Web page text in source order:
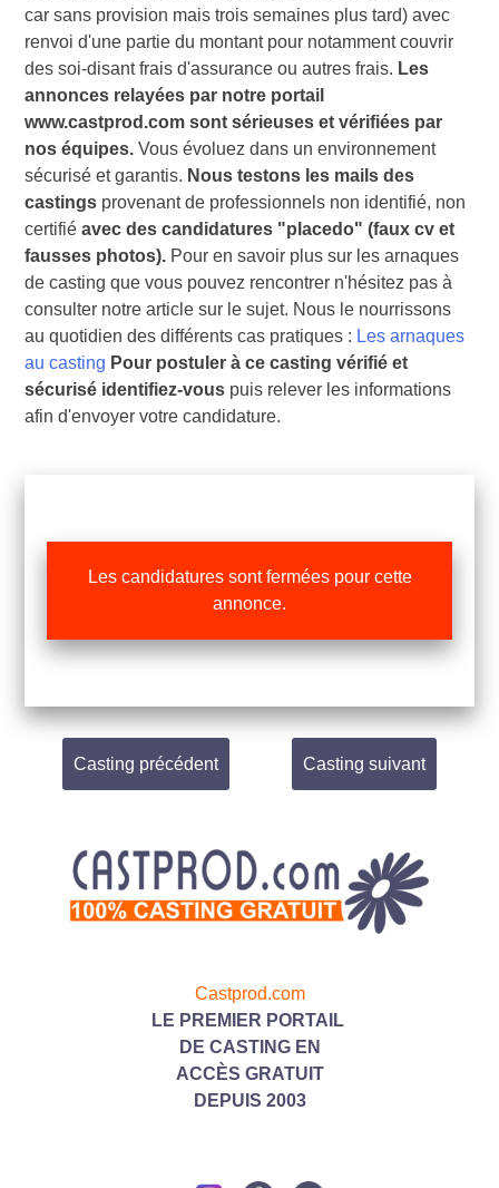
car sans provision mais trois semaines plus tard) avec
renvoi d'une partie du montant pour notamment couvrir
des soi-disant frais d'assurance ou autres frais. Les
annonces relayées par notre portail
www.castprod.com sont sérieuses et vérifiées par
nos équipes.Vous évoluez dans un environnement
sécurisé et garantis. Nous testons les mails des
castings provenant de professionnels non identifié, non
certifiéavec des candidatures "placedo" (faux cv et
fausses photos). Pour en savoir plus sur les arnaques
de casting que vous pouvez rencontrer n'hésitez pas à
consulter notre article sur le sujet. Nous le nourrissons
au quotidien des différents cas pratiques : Les arnaques
au casting Pour postuler à ce casting vérifié et
sécurisé identifiez-vous puis relever les informations
afin d'envoyer votre candidature.
Les candidatures sont fermées pour cette
annonce.
Casting précédent Casting suivant
Castprod.com
LE PREMIER PORTAIL
DE CASTING EN
ACC ÈS GRATUIT
DEPUIS 2003